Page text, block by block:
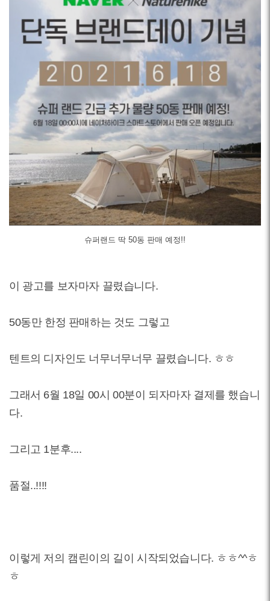
슈퍼랜드 딱 50동 판매 예정!!
이 광고를 보자마자 끌렸습니다.
50동만 한정 판매하는 것도 그렇고
텐트의 디자인도 너무너무너무 끌렸습니다. ㅎㅎ
그래서 6월 18일 00시 00분이 되자마자 결제를 했습니
다.
그리고 1분후....
품절..!!!!
이렇게 저의 캠린이의 길이 시작되었습니다. ㅎㅎ^^ㅎ
ㅎ